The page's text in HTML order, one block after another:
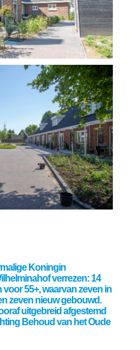
Koningin
verrezen: 14
55+, waarvan zeven in
zeven nieuw gebouwd.
uitgebreid afgestemd
Behoud van het Oude